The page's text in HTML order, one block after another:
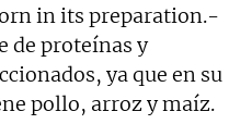
in its preparation.-
de proteínas y
ya que en su
pollo, arroz y maíz.